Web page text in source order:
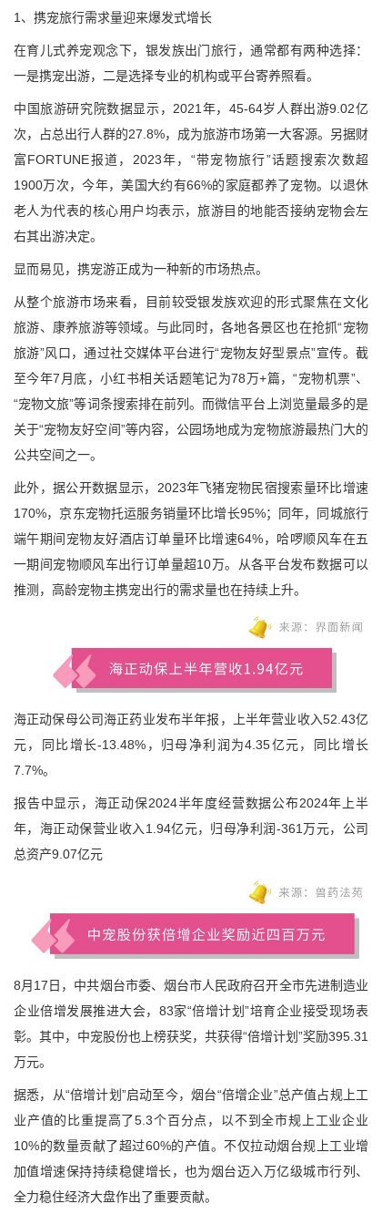
1、携宠旅行需求量迎来爆发式增长
在育儿式养宠观念下，银发族出门旅行，通常都有两种选择：
一是携宠出游，二是选择专业的机构或平台寄养照看。
中国旅游研究院数据显示，2021年，45-64岁人群出游9.02亿
次，占总出行人群的27.8%，成为旅游市场第一大客源。另据财
富FORTUNE报道，2023年，“带宠物旅行”话题搜索次数超
1900万次，今年，美国大约有66%的家庭都养了宠物。以退休
老人为代表的核心用户均表示，旅游目的地能否接纳宠物会左
右其出游决定。
显而易见，携宠游正成为一种新的市场热点。
从整个旅游市场来看，目前较受银发族欢迎的形式聚焦在文化
旅游、康养旅游等领域。与此同时，各地各景区也在抢抓“宠物
旅游”风口，通过社交媒体平台进行“宠物友好型景点”宣传。截
至今年7月底，小红书相关话题笔记为78万+篇，“宠物机票”、
“宠物文旅”等词条搜索排在前列。而微信平台上浏览量最多的是
关于“宠物友好空间”等内容，公园场地成为宠物旅游最热门大的
公共空间之一。
此外，据公开数据显示，2023年飞猪宠物民宿搜索量环比增速
170%，京东宠物托运服务销量环比增长95%；同年，同城旅行
端午期间宠物友好酒店订单量环比增速64%，哈啰顺风车在五
一期间宠物顺风车出行订单量超10万。从各平台发布数据可以
推测，高龄宠物主携宠出行的需求量也在持续上升。
海正动保母公司海正药业发布半年报，上半年营业收入52.43亿
元，同比增长-13.48%，归母净利润为4.35亿元，同比增长
7.7%。
报告中显示，海正动保2024半年度经营数据公布2024年上半
年，海正动保营业收入1.94亿元，归母净利润-361万元，公司
总资产9.07亿元
8月17日，中共烟台市委、烟台市人民政府召开全市先进制造业
企业倍增发展推进大会，83家“倍增计划”培育企业接受现场表
彰。其中，中宠股份也上榜获奖，共获得“倍增计划”奖励395.31
万元。
据悉，从“倍增计划”启动至今，烟台“倍增企业”总产值占规上工
业产值的比重提高了5.3个百分点，以不到全市规上工业企业
10%的数量贡献了超过60%的产值。不仅拉动烟台规上工业增
加值增速保持持续稳健增长，也为烟台迈入万亿级城市行列、
全力稳住经济大盘作出了重要贡献。